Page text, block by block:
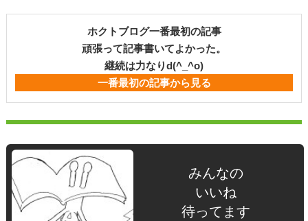
ホクトブログ一番最初の記事
頑張って記事書いてよかった。
継続は力なりd(^_^o)
一番最初の記事から見る
みんなの
いいね
待ってます